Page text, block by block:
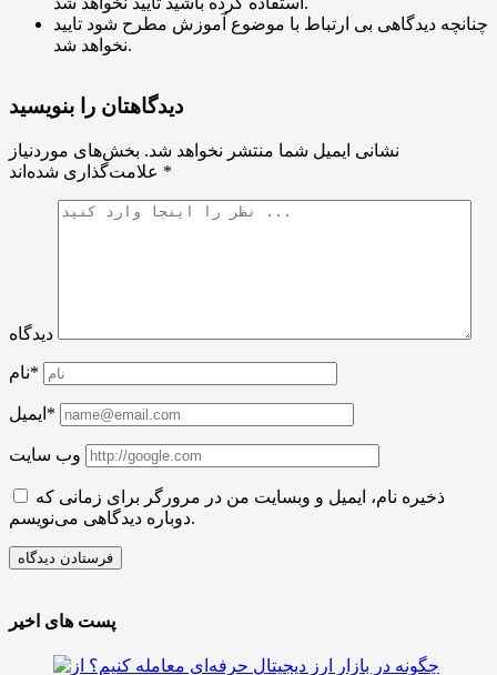
چنانچه دیدگاهی بی ارتباط با موضوع آموزش مطرح شود تایید
نخواهد شد.
دیدگاهتان را بنویسید
نشانی ایمیل شما منتشر نخواهد شد. بخش‌های موردنیاز
*
دیدگاه
نام*
ایمیل*
وب سایت
ذخیره نام، ایمیل و وبسایت من در مرورگر برای زمانی که
دوباره دیدگاهی می‌نویسم.
پست های اخیر